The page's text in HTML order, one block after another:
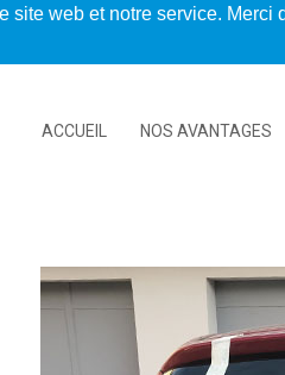
site web et notre service.
ACCUEIL NOS AVANTAGES